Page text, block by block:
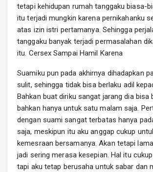
tetapi kehidupan rumah tanggaku biasa-
itu terjadi mungkin karena pernikahanku
atas izin istri pertamanya. Sehingga
tanggaku banyak terjadi permasalahan
itu. Cersex Sampai Hamil Karena
Suamiku pun pada akhirnya dihadapkan
sulit, sehingga tidak bisa berlaku adil
Bahkan buat diriku sangat jarang dia bisa
bahkan hanya untuk satu malam saja.
dengan suami sangat terbatas hanya
saja, meskipun itu aku anggap cukup
kemesraan bersamanya. Akan tetapi
jadi sering merasa kesepian. Hal itu
tapi aku tetap berusaha untuk sabar dan